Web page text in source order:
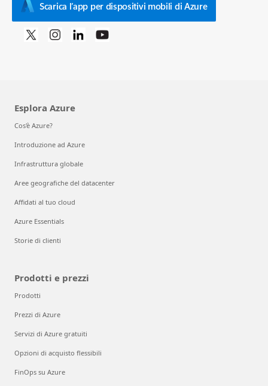
Scarica l’app per dispositivi mobili di Azure
Esplora Azure
Cos'è Azure?
Introduzione ad Azure
Infrastruttura globale
Aree geografiche del datacenter
Affidati al tuo cloud
Azure Essentials
Storie di clienti
Prodotti e prezzi
Prodotti
Prezzi di Azure
Servizi di Azure gratuiti
Opzioni di acquisto flessibili
FinOps su Azure